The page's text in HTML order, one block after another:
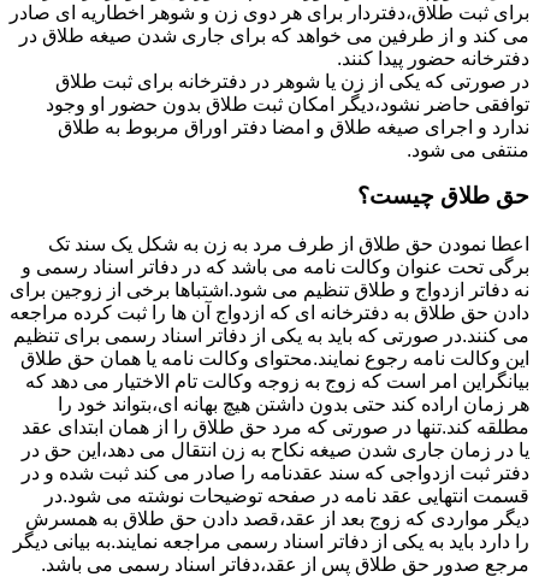
برای ثبت طلاق،دفتردار برای هر دوی زن و شوهر اخطاریه ای صادر
می کند و از طرفین می خواهد که برای جاری شدن صیغه طلاق در
دفترخانه حضور پیدا کنند.
در صورتی که یکی از زن یا شوهر در دفترخانه برای ثبت طلاق
توافقی حاضر نشود،دیگر امکان ثبت طلاق بدون حضور او وجود
ندارد و اجرای صیغه طلاق و امضا دفتر اوراق مربوط به طلاق
منتفی می شود.
حق طلاق چیست؟
اعطا نمودن حق طلاق از طرف مرد به زن به شکل یک سند تک
برگی تحت عنوان وکالت نامه می باشد که در دفاتر اسناد رسمی و
نه دفاتر ازدواج و طلاق تنظیم می شود.اشتباها برخی از زوجین برای
دادن حق طلاق به دفترخانه ای که ازدواج آن ها را ثبت کرده مراجعه
می کنند.در صورتی که باید به یکی از دفاتر اسناد رسمی برای تنظیم
این وکالت نامه رجوع نمایند.محتوای وکالت نامه یا همان حق طلاق
بیانگراین امر است که زوج به زوجه وکالت تام الاختیار می دهد که
هر زمان اراده کند حتی بدون داشتن هیچ بهانه ای،بتواند خود را
مطلقه کند.تنها در صورتی که مرد حق طلاق را از همان ابتدای عقد
یا در زمان جاری شدن صیغه نکاح به زن انتقال می دهد،این حق در
دفتر ثبت ازدواجی که سند عقدنامه را صادر می کند ثبت شده و در
قسمت انتهایی عقد نامه در صفحه توضیحات نوشته می شود.در
دیگر مواردی که زوج بعد از عقد،قصد دادن حق طلاق به همسرش
را دارد باید به یکی از دفاتر اسناد رسمی مراجعه نمایند.به بیانی دیگر
مرجع صدور حق طلاق پس از عقد،دفاتر اسناد رسمی می باشد.